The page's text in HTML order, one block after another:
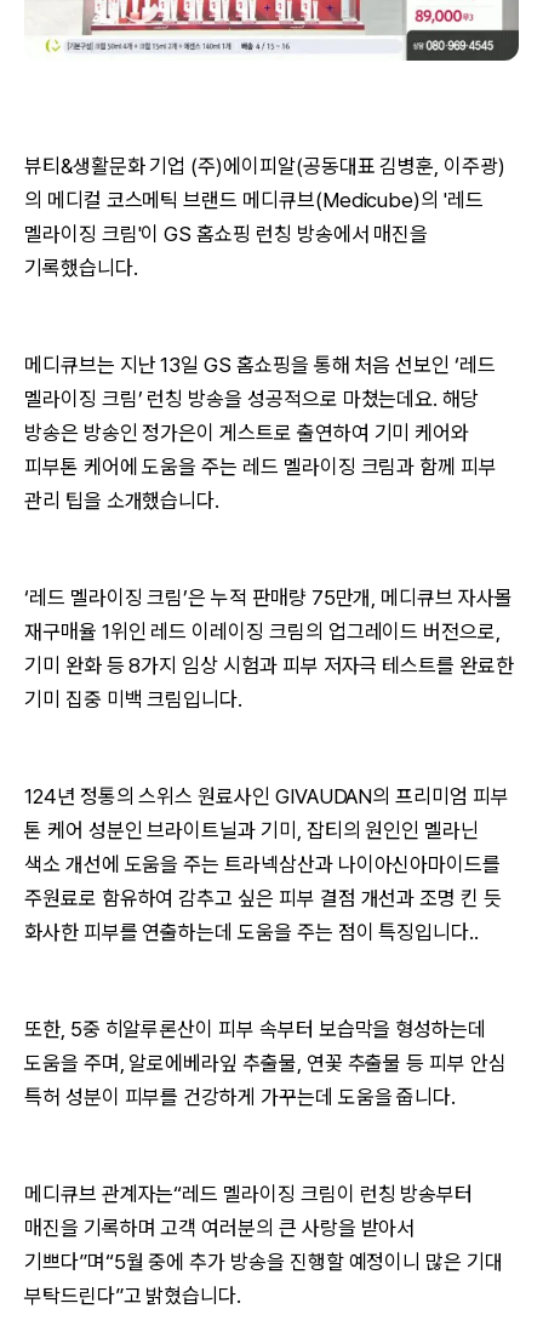
뷰티&생활문화 기업 (주)에이피알(공동대표 김병훈, 이주광)
의 메디컬 코스메틱 브랜드 메디큐브(Medicube)의 '레드
멜라이징 크림'이 GS 홈쇼핑 런칭 방송에서 매진을
기록했습니다.
메디큐브는 지난 13일 GS 홈쇼핑을 통해 처음 선보인 ‘레드
멜라이징 크림’ 런칭 방송을 성공적으로 마쳤는데요. 해당
방송은 방송인 정가은이 게스트로 출연하여 기미 케어와
피부톤 케어에 도움을 주는 레드 멜라이징 크림과 함께 피부
관리 팁을 소개했습니다.
‘레드 멜라이징 크림’은 누적 판매량 75만개, 메디큐브 자사몰
재구매율 1위인 레드 이레이징 크림의 업그레이드 버전으로,
기미 완화 등 8가지 임상 시험과 피부 저자극 테스트를 완료한
기미 집중 미백 크림입니다.
124년 정통의 스위스 원료사인 GIVAUDAN의 프리미엄 피부
톤 케어 성분인 브라이트닐과 기미, 잡티의 원인인 멜라닌
색소 개선에 도움을 주는 트라넥삼산과 나이아신아마이드를
주원료로 함유하여 감추고 싶은 피부 결점 개선과 조명 킨 듯
화사한 피부를 연출하는데 도움을 주는 점이 특징입니다..
또한, 5중 히알루론산이 피부 속부터 보습막을 형성하는데
도움을 주며, 알로에베라잎 추출물, 연꽃 추출물 등 피부 안심
특허 성분이 피부를 건강하게 가꾸는데 도움을 줍니다.
메디큐브 관계자는“레드 멜라이징 크림이 런칭 방송부터
매진을 기록하며 고객 여러분의 큰 사랑을 받아서
기쁘다”며“5월 중에 추가 방송을 진행할 예정이니 많은 기대
부탁드린다”고 밝혔습니다.